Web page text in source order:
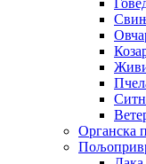
Органска